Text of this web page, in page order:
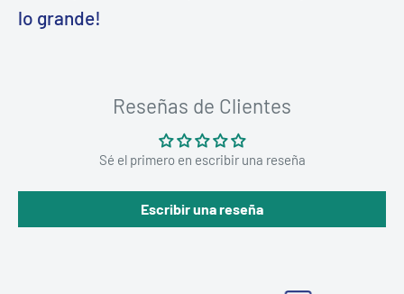
lo grande!
Reseñas de Clientes
Sé el primero en escribir una reseña
Escribir una reseña